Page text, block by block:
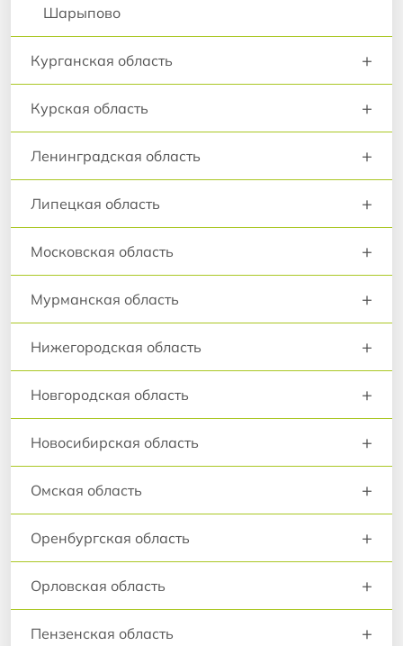
Шарыпово
Курганская область +
Курская область +
Ленинградская область +
Липецкая область +
Московская область +
Мурманская область +
Нижегородская область +
Новгородская область +
Новосибирская область +
Омская область +
Оренбургская область +
Орловская область +
Пензенская область +